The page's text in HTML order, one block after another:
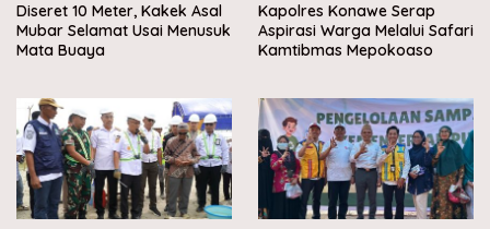
Diseret 10 Meter, Kakek Asal
Mubar Selamat Usai Menusuk
Mata Buaya
Kapolres Konawe Serap
Aspirasi Warga Melalui Safari
Kamtibmas Mepokoaso